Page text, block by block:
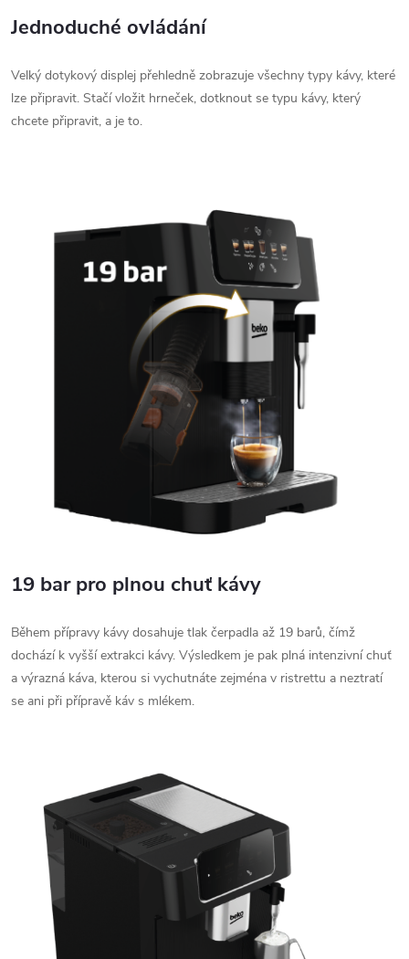
Jednoduché ovládání
Velký dotykový displej přehledně zobrazuje všechny typy kávy, které
lze připravit. Stačí vložit hrneček, dotknout se typu kávy, který
chcete připravit, a je to.
19 bar pro plnou chuť kávy
Během přípravy kávy dosahuje tlak čerpadla až 19 barů, čímž
dochází k vyšší extrakci kávy. Výsledkem je pak plná intenzivní chuť
a výrazná káva, kterou si vychutnáte zejména v ristrettu a neztratí
se ani při přípravě káv s mlékem.